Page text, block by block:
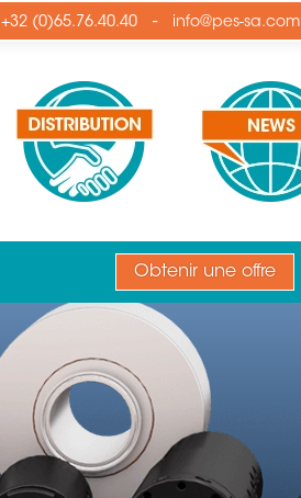
+32 (0)65.76.40.40 - info@pes-sa.com
Obtenir une offre